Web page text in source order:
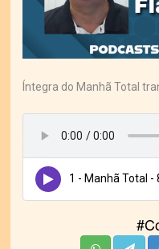
Íntegra do Manhã Total
1 - Manhã Total -